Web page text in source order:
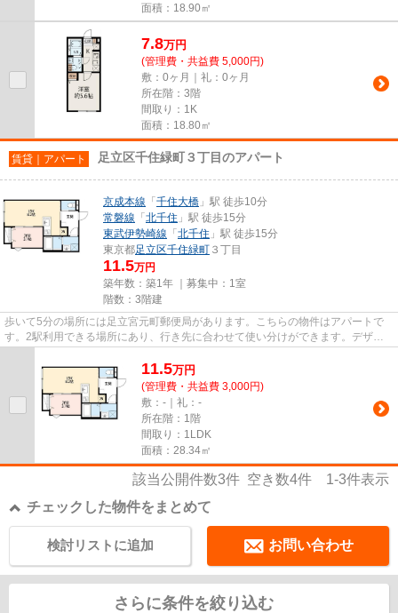
面積：18.90㎡
7.8万円
(管理費・共益費 5,000円)
敷：0ヶ月｜礼：0ヶ月
所在階：3階
間取り：1K
面積：18.80㎡
賃貸｜アパート 足立区千住緑町３丁目のアパート
京成本線 「 千住大橋 」駅 徒歩10分
常磐線 「 北千住 」駅 徒歩15分
東武伊勢崎線 「 北千住 」駅 徒歩15分
東京都足立区千住緑町 ３丁目
11.5万円
築年数：築1年 ｜募集中： 1室
階数：3階建
歩いて5分の場所には足立宮元町郵便局があります。こちらの物件はアパートで
す。2駅利用できる場所にあり、行き先に合わせて使い分けができます。デザイ
11.5万円
(管理費・共益費 3,000円)
敷：-｜礼：-
所在階：1階
間取り：1LDK
面積：28.34㎡
該当公開件数3件 空き数4件 1-3件表示
チェックした物件をまとめて
お問い合わせ
検討リストに追加
さらに条件を絞り込む